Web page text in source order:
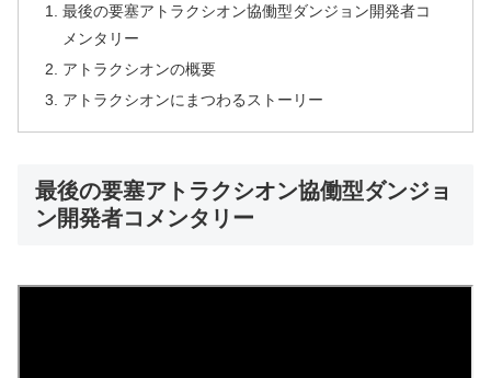
最後の要塞アトラクシオン協働型ダンジョン開発者コ
メンタリー
アトラクシオンの概要
アトラクシオンにまつわるストーリー
最後の要塞アトラクシオン協働型ダンジョ
ン開発者コメンタリー